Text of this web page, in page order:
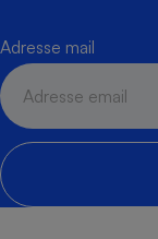
Adresse mail